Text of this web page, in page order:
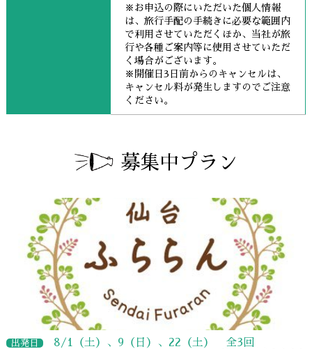
※お申込の際にいただいた個人情報
は、旅行手配の手続きに必要な範囲内
で利用させていただくほか、当社が旅
行や各種ご案内等に使用させていただ
く場合がございます。
※開催日3日前からのキャンセルは、
キャンセル料が発生しますのでご注意
ください。
募集中プラン
出発日 8/1（土）、9（日）、22（土） 全3回